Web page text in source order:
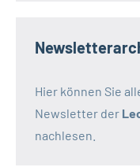
Hier können Sie
Newsletter der
nachlesen.